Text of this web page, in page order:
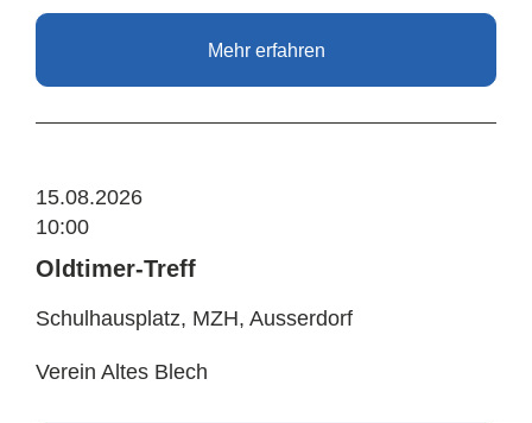
Mehr erfahren
15.08.2026
10:00
Oldtimer-Treff
Schulhausplatz, MZH, Ausserdorf
Verein Altes Blech